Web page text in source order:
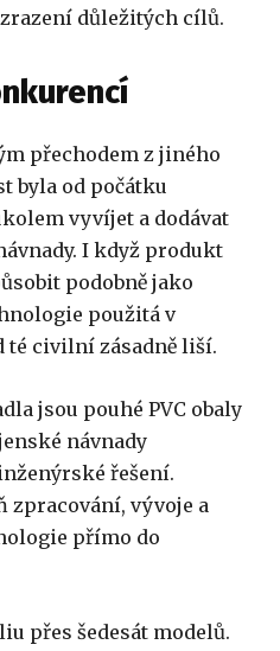
důležitých cílů.
přechodem z jiného
byla od počátku
vyvíjet a dodávat
I když produkt
podobně jako
použitá v
té civilní zásadně liší.
jsou pouhé PVC obaly
návnady
řešení.
zpracování, vývoje a
přímo do
přes šedesát modelů.